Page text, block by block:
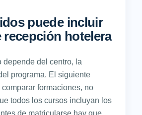
puede incluir
recepción hotelera
depende del centro, la
programa. El siguiente
formaciones, no
todos los cursos incluyan los
de matricularse hay que